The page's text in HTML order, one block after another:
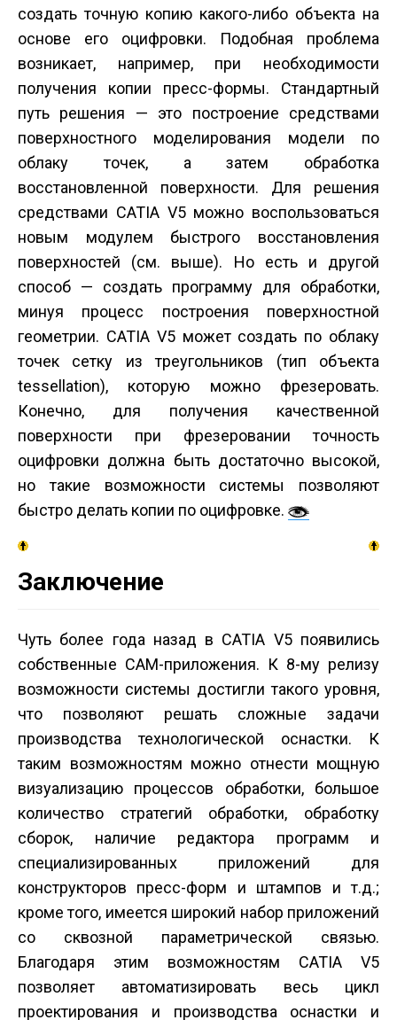
создать точную копию какого-либо объекта на
основе его оцифровки. Подобная проблема
возникает, например, при необходимости
получения копии пресс-формы. Стандартный
путь решения — это построение средствами
поверхностного моделирования модели по
облаку точек, а затем обработка
восстановленной поверхности. Для решения
средствами CATIA V5 можно воспользоваться
новым модулем быстрого восстановления
поверхностей (см. выше). Но есть и другой
способ — создать программу для обработки,
минуя процесс построения поверхностной
геометрии. CATIA V5 может создать по облаку
точек сетку из треугольников (тип объекта
tessellation), которую можно фрезеровать.
Конечно, для получения качественной
поверхности при фрезеровании точность
оцифровки должна быть достаточно высокой,
но такие возможности системы позволяют
быстро делать копии по оцифровке.
Заключение
Чуть более года назад в CATIA V5 появились
собственные CAM-приложения. К 8-му релизу
возможности системы достигли такого уровня,
что позволяют решать сложные задачи
производства технологической оснастки. К
таким возможностям можно отнести мощную
визуализацию процессов обработки, большое
количество стратегий обработки, обработку
сборок, наличие редактора программ и
специализированных приложений для
конструкторов пресс-форм и штампов и т.д.;
кроме того, имеется широкий набор приложений
со сквозной параметрической связью.
Благодаря этим возможностям CATIA V5
позволяет автоматизировать весь цикл
проектирования и производства оснастки и